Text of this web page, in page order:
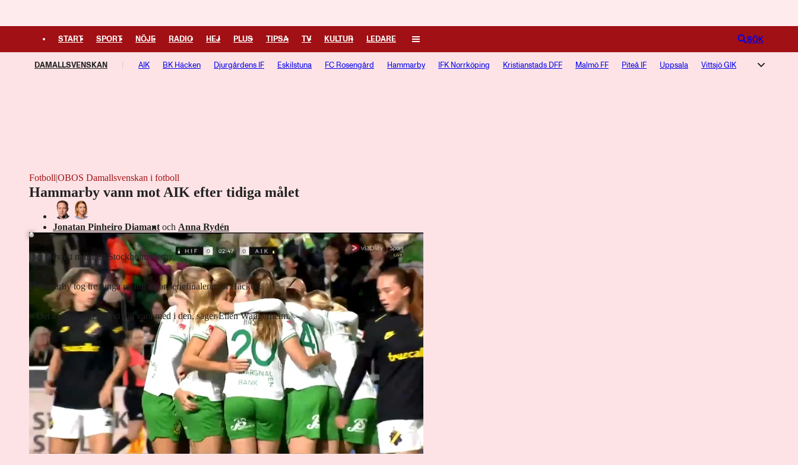
START SPORT NÖJE RADIO HEJ PLUS TIPSA TV KULTUR LEDARE SÖK
DAMALLSVENSKAN AIK BK Häcken Djurgårdens IF Eskilstuna FC Rosengård Hammarby IFK Norrköping Kristianstads DFF Malmö FF Piteå IF Uppsala Vittsjö GIK
Fotboll|OBOS Damallsvenskan i fotboll
Hammarby vann mot AIK efter tidiga målet
Jonatan Pinheiro Diamant och Anna Rydén
Det blev ett målsnålt Stockholmsderby.
Hammarby tog tre tunga poäng inför seriefinalen mot Häcken.
– Det är toppstrid och vi vill vara med i den, säger Ellen Wangerheim.